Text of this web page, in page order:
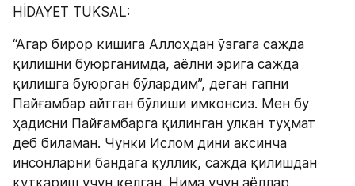
HİDAYET TUKSAL:
“Агар бирор кишига Аллоҳдан ўзгага сажда
қилишни буюрганимда, аёлни эрига сажда
қилишга буюрган бўлардим”, деган гапни
Пайғамбар айтган бўлиши имконсиз. Мен бу
ҳадисни Пайғамбарга қилинган улкан туҳмат
деб биламан. Чунки Ислом дини аксинча
инсонларни бандага қуллик, сажда қилишдан
қутқариш учун келган. Нима учун аёллар